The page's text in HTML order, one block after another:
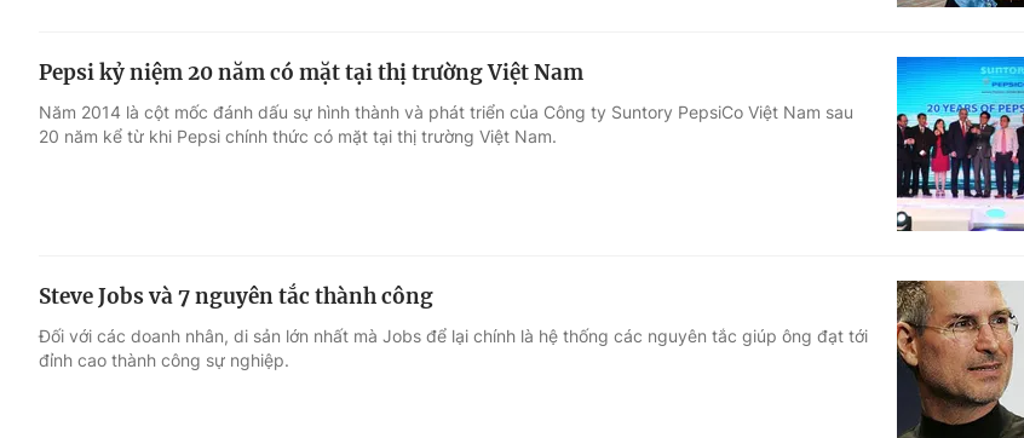
Pepsi kỷ niệm 20 năm có mặt tại thị trường Việt Nam
Năm 2014 là cột mốc đánh dấu sự hình thành và phát triển của Công ty Suntory PepsiCo Việt Nam sau
20 năm kể từ khi Pepsi chính thức có mặt tại thị trường Việt Nam.
Steve Jobs và 7 nguyên tắc thành công
Đối với các doanh nhân, di sản lớn nhất mà Jobs để lại chính là hệ thống các nguyên tắc giúp ông đạt tới
đỉnh cao thành công sự nghiệp.